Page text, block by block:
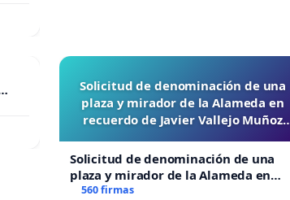
Solicitud de denominación de una
plaza y mirador de la Alameda en
recuerdo de Javier Vallejo Muñoz
Solicitud de denominación de una
plaza y mirador de la Alameda en
recuerdo de Javier Vallejo Muñoz
560 firmas